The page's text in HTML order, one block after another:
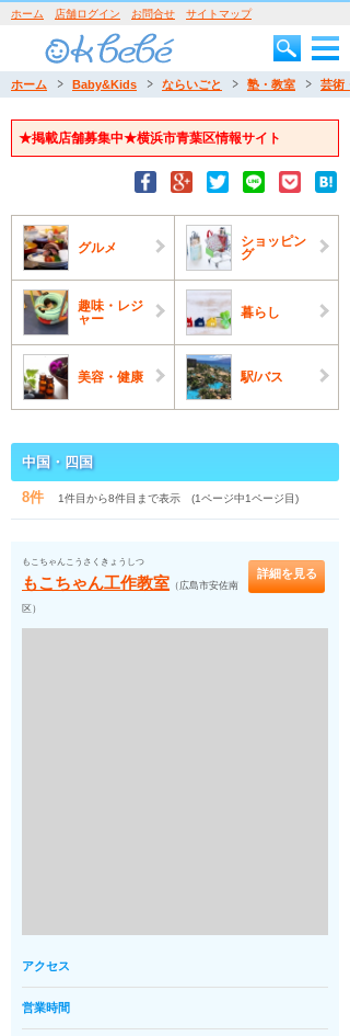
ホーム 店舗ログイン お問合せ サイトマップ
ホーム Baby&Kids ならいごと 塾・教室 芸術
★掲載店舗募集中★横浜市青葉区情報サイト
グルメ
ショッピン
グ
趣味・レジ
ャー
暮らし
美容・健康 駅/バス
中国・四国
8件 1件目から8件目まで表示 (1ページ中1ページ目)
もこちゃんこうさくきょうしつ
もこちゃん工作教室 （広島市安佐南
区）
詳細を見る
アクセス
営業時間